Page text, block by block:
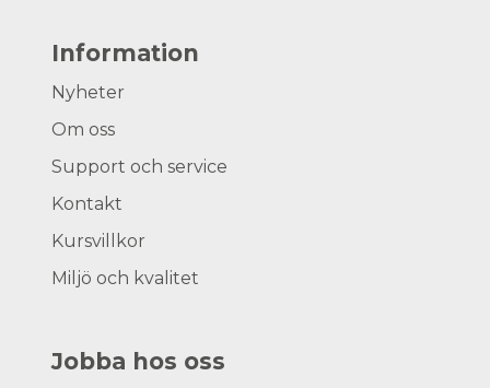
Information
Nyheter
Om oss
Support och service
Kontakt
Kursvillkor
Miljö och kvalitet
Jobba hos oss